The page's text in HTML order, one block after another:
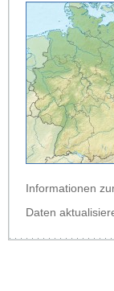
Informationen
Daten